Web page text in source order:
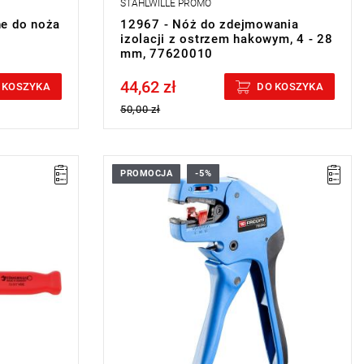
do noża
KOSZYKA
STAHLWILLE PROMO
12967 - Nóż do zdejmowania
izolacji z ostrzem hakowym, 4 - 28
mm, 77620010
Price tax included
44,62 zł
50,00 zł
DO KOSZYKA
- Zakres od 0,02 do 10 mm²
- Regulacja długości ściągania izolacji od 3
PROMOCJA -5%